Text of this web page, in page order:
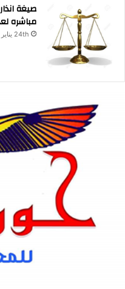
صيغة
مباشره
24th يناير 2022